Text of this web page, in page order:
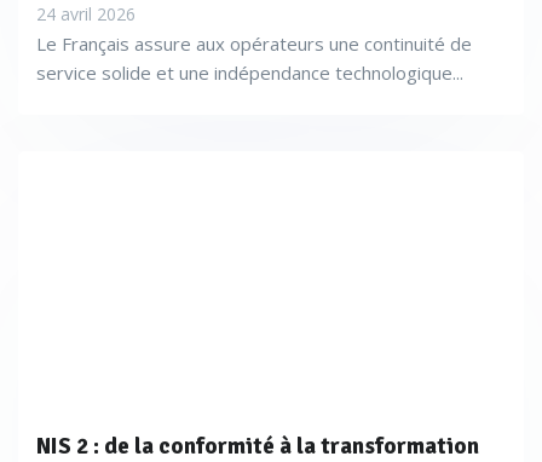
24 avril 2026
Le Français assure aux opérateurs une continuité de
service solide et une indépendance technologique...
NIS 2 : de la conformité à la transformation